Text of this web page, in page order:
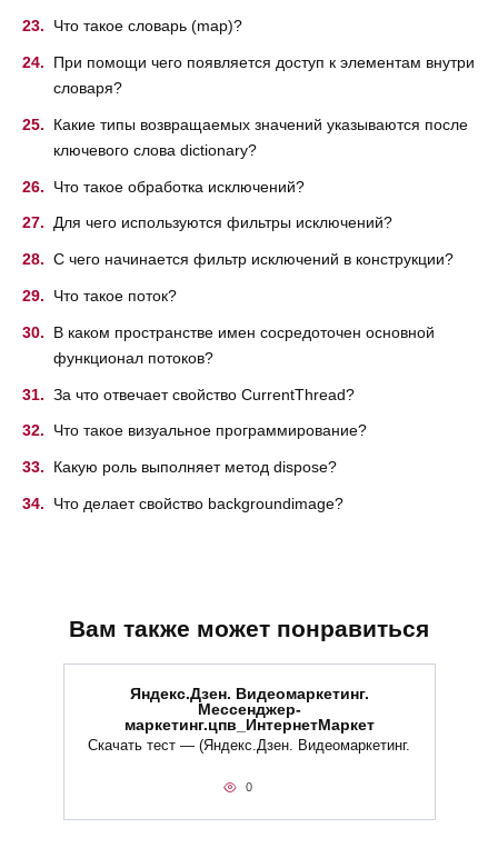
Что такое словарь (map)?
При помощи чего появляется доступ к элементам внутри
словаря?
Какие типы возвращаемых значений указываются после
ключевого слова dictionary?
Что такое обработка исключений?
Для чего используются фильтры исключений?
С чего начинается фильтр исключений в конструкции?
Что такое поток?
В каком пространстве имен сосредоточен основной
функционал потоков?
За что отвечает свойство CurrentThread?
Что такое визуальное программирование?
Какую роль выполняет метод dispose?
Что делает свойство backgroundimage?
Вам также может понравиться
Яндекс.Дзен. Видеомаркетинг.
Мессенджер-
маркетинг.цпв_ИнтернетМаркет
Скачать тест — (Яндекс.Дзен. Видеомаркетинг.
0